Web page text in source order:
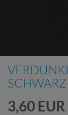
SCHWARZ
3,60 EUR